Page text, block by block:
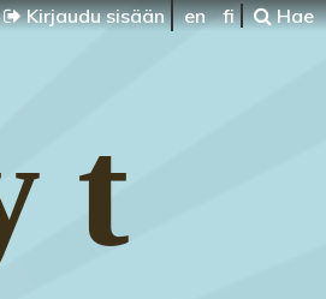
Kirjaudu sisään en fi Hae